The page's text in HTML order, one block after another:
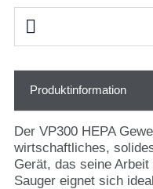

Produktinformation
Der VP300 HEPA
wirtschaftliches,
Gerät, das seine
Sauger eignet sich